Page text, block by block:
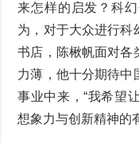
来怎样的启发？科
为，对于大众进行科
书店，陈楸帆面对各
力薄，他十分期待中
事业中来，“我希望
想象力与创新精神的